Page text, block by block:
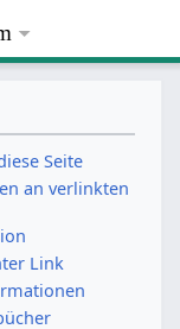
Seite
an verlinkten
Link